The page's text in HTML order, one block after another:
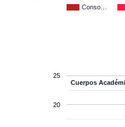
Conso…
Cuerpos
Cuerpos
20
25